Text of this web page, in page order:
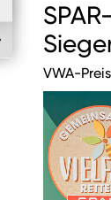
VWA-